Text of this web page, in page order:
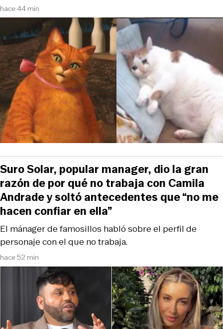
hace 44 min
hace 52 min
El mánager de famosillos habló sobre el perfil de
personaje con el que no trabaja.
Suro Solar, popular manager, dio la gran
razón de por qué no trabaja con Camila
Andrade y soltó antecedentes que “no me
hacen confiar en ella”